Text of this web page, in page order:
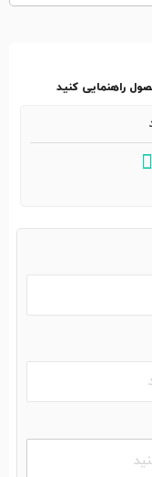
راهنمایی کنید